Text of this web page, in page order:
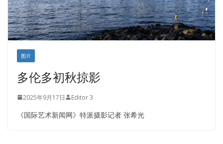
图片
多伦多初秋掠影
2025年9月17日 Editor 3
《国际艺术新闻网》特派摄影记者 张希光